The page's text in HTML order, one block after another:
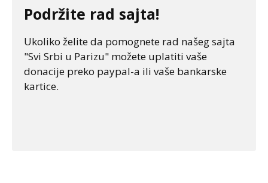
Podržite rad sajta!
Ukoliko želite da pomognete rad našeg sajta
"Svi Srbi u Parizu" možete uplatiti vaše
donacije preko paypal-a ili vaše bankarske
kartice.